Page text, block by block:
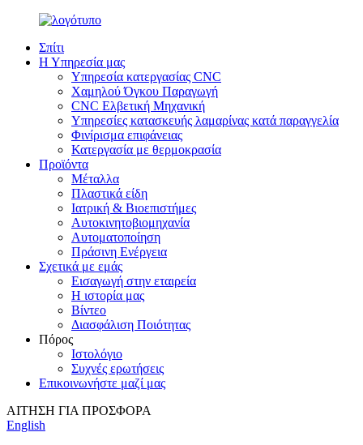
Σπίτι
Η Υπηρεσία μας
Υπηρεσία κατεργασίας CNC
Χαμηλού Όγκου Παραγωγή
CNC Ελβετική Μηχανική
Υπηρεσίες κατασκευής λαμαρίνας κατά παραγγελία
Φινίρισμα επιφάνειας
Κατεργασία με θερμοκρασία
Προϊόντα
Μέταλλα
Πλαστικά είδη
Ιατρική & Βιοεπιστήμες
Αυτοκινητοβιομηχανία
Αυτοματοποίηση
Πράσινη Ενέργεια
Σχετικά με εμάς
Εισαγωγή στην εταιρεία
Η ιστορία μας
Βίντεο
Διασφάλιση Ποιότητας
Πόρος
Ιστολόγιο
Συχνές ερωτήσεις
Επικοινωνήστε μαζί μας
ΑΙΤΗΣΗ ΓΙΑ ΠΡΟΣΦΟΡΑ
English